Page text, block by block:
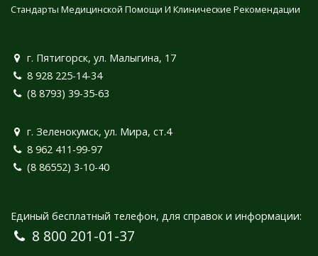
Стандарты Медицинской Помощи И Клинические Рекомендации
г. Пятигорск, ул. Малыгина, 17
8 928 225-14-34
(8 8793) 39-35-63
г. Зеленокумск, ул. Мира, ст.4
8 962 411-99-97
(8 86552) 3-10-40
Единый бесплатный телефон, для справок и информации:
8 800 201-01-37